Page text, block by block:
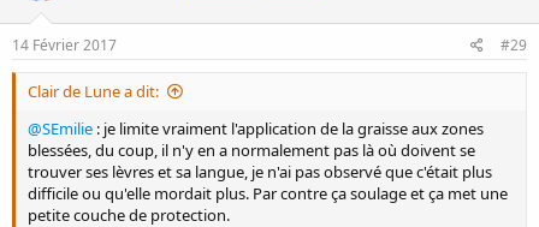
14 Février 2017 #29
Clair de Lune a dit:
@SEmilie : je limite vraiment l'application de la graisse aux zones
blessées, du coup, il n'y en a normalement pas là où doivent se
trouver ses lèvres et sa langue, je n'ai pas observé que c'était plus
difficile ou qu'elle mordait plus. Par contre ça soulage et ça met une
petite couche de protection.